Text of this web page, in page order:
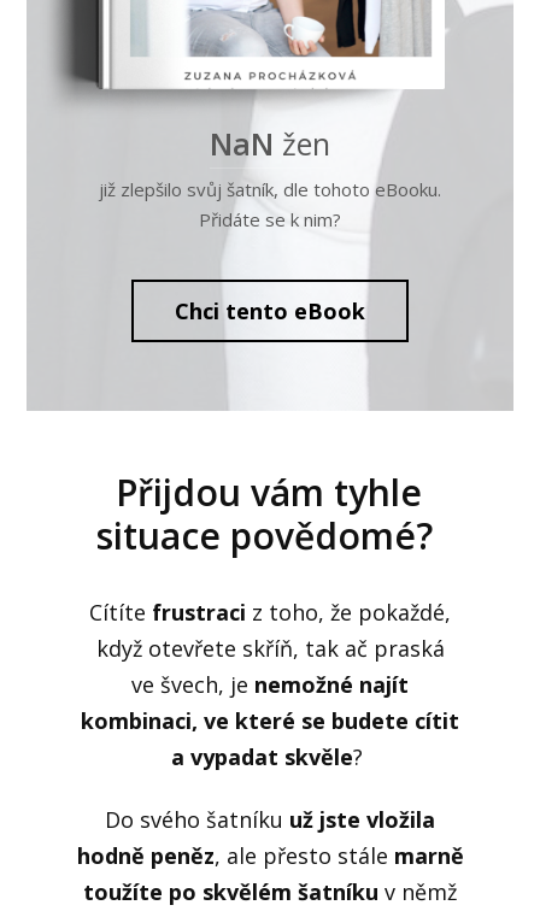
NaN žen
již zlepšilo svůj šatník, dle tohoto eBooku.
Přidáte se k nim?
Chci tento eBook
Přijdou vám tyhle
situace povědomé?
Cítíte frustraci z toho, že pokaždé,
když otevřete skříň, tak ač praská
ve švech, je nemožné najít
kombinaci, ve které se budete cítit
a vypadat skvěle?
Do svého šatníku už jste vložila
hodně peněz, ale přesto stále marně
toužíte po skvělém šatníku v němž